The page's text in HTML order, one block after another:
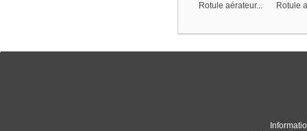
Rotule aérateur... Rotule